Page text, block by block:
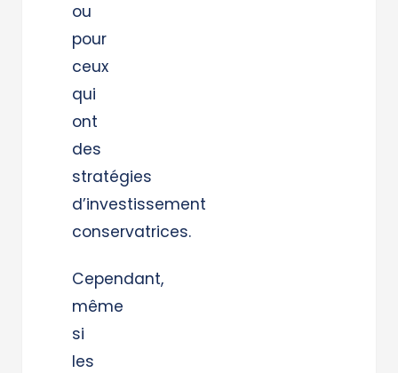
ou
pour
ceux
qui
ont
des
stratégies
d’investissement
conservatrices.
Cependant,
même
si
les